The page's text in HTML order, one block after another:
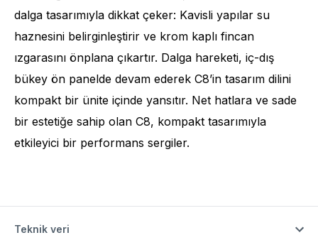
dalga tasarımıyla dikkat çeker: Kavisli yapılar su
haznesini belirginleştirir ve krom kaplı fincan
ızgarasını önplana çıkartır. Dalga hareketi, iç-dış
bükey ön panelde devam ederek C8’in tasarım dilini
kompakt bir ünite içinde yansıtır. Net hatlara ve sade
bir estetiğe sahip olan C8, kompakt tasarımıyla
etkileyici bir performans sergiler.
Teknik veri